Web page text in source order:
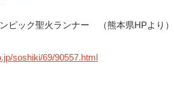
ック聖火ランナー （熊本県HPより）
soshiki/69/90557.html